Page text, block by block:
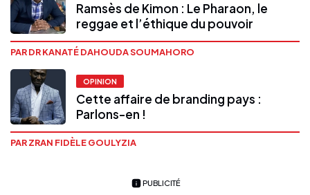
Ramsès de Kimon : Le Pharaon, le
reggae et l’éthique du pouvoir
PAR DR KANATÉ DAHOUDA SOUMAHORO
OPINION
Cette affaire de branding pays :
Parlons-en !
PAR ZRAN FIDÈLE GOULYZIA
PUBLICITÉ